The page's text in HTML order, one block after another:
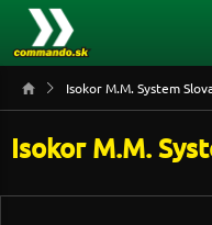
Isokor M.M. System
Isokor M.M.